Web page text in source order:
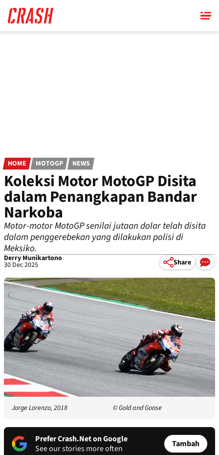
main
content
HOME MOTOGP NEWS
Koleksi Motor MotoGP Disita
dalam Penangkapan Bandar
Narkoba
Motor-motor MotoGP senilai jutaan dolar telah disita
dalam penggerebekan yang dilakukan polisi di
Meksiko.
Derry Munikartono
30 Dec 2025 Share
Jorge Lorenzo, 2018 © Gold and Goose
Prefer Crash.Net on Google
See our stories more often
Tambah